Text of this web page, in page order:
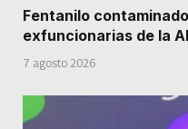
Fentanilo
exfuncionarias de la
7 agosto 2026